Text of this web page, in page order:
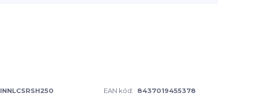
INNLCSRSH250 EAN kód: 8437019455378